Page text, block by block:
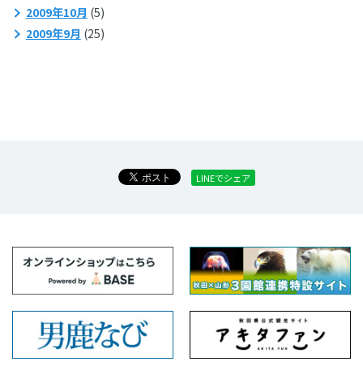
2009年10月 (5)
2009年9月 (25)
LINEでシェア